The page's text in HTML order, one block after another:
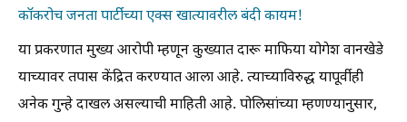
कॉकरोच जनता पार्टीच्या एक्स खात्यावरील बंदी कायम!
या प्रकरणात मुख्य आरोपी म्हणून कुख्यात दारू माफिया योगेश वानखेडे
याच्यावर तपास केंद्रित करण्यात आला आहे. त्याच्याविरुद्ध यापूर्वीही
अनेक गुन्हे दाखल असल्याची माहिती आहे. पोलिसांच्या म्हणण्यानुसार,